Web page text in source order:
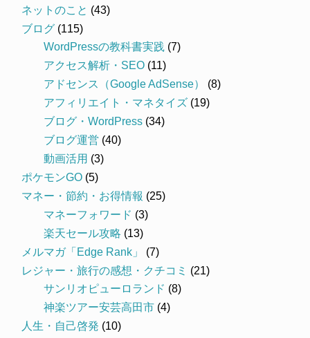
ネットのこと (43)
ブログ (115)
WordPressの教科書実践 (7)
アクセス解析・SEO (11)
アドセンス（Google AdSense）
(8)
アフィリエイト・マネタイズ (19)
ブログ・WordPress (34)
ブログ運営 (40)
動画活用 (3)
ポケモンGO (5)
マネー・節約・お得情報 (25)
マネーフォワード (3)
楽天セール攻略 (13)
メルマガ「Edge Rank」
(7)
レジャー・旅行の感想・クチコミ (21)
サンリオピューロランド (8)
神楽ツアー安芸高田市 (4)
人生・自己啓発 (10)